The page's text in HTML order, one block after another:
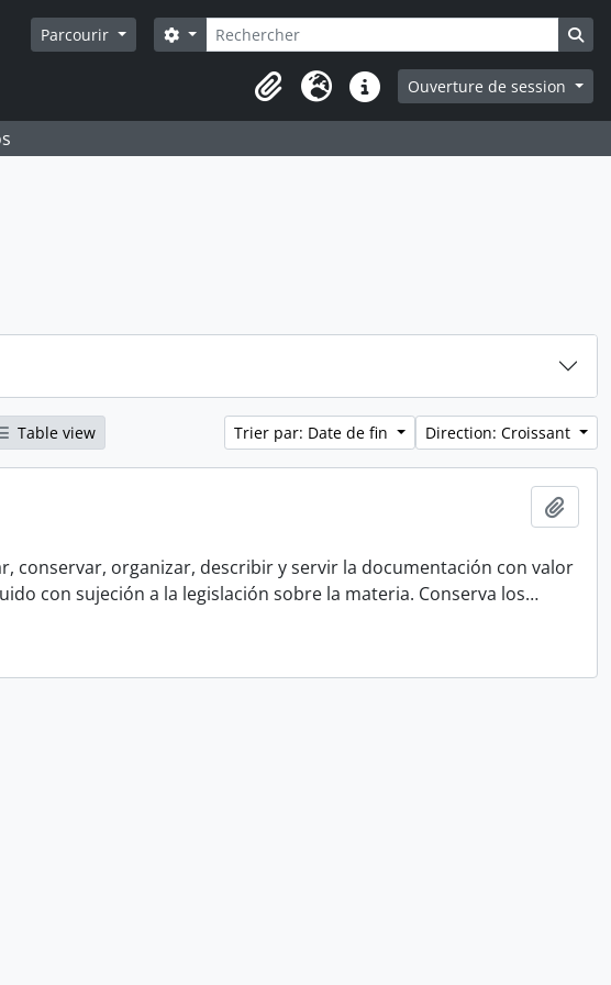
Parcourir Rechercher
Search options
Presse-papier
LangueLiens rapidesOuverture de session
Table view Trier par: Date de fin Direction: Croissant
conservar, organizar, describir y servir la documentación con valor
con sujeción a la legislación sobre la materia. Conserva los…